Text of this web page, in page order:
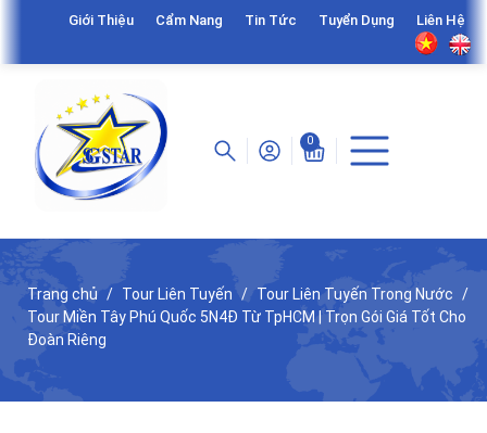
Giới Thiệu Cẩm Nang Tin Tức Tuyển Dụng Liên Hệ
0
Trang chủ Tour Liên Tuyến
Tour Liên Tuyến Trong Nước
Tour Miền Tây Phú Quốc 5N4Đ Từ TpHCM | Trọn Gói Giá Tốt Cho
Đoàn Riêng